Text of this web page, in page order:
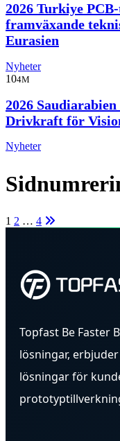
2026 Turkiye
framväxande
Eurasien
Nyheter
104M
2026
Drivkraft för
Nyheter
1 2 … 4
Topfast Be Faster
lösningar,
lösningar för